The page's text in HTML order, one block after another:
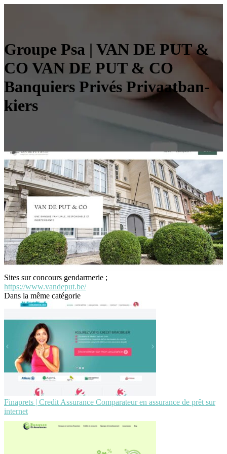
Groupe Psa | VAN DE PUT &
CO VAN DE PUT & CO
Banquiers Privés Pri­vaat­ban­
kiers
Sites sur concours gendarmerie ;
https://www.vandeput.be/
Dans la même catégorie
Finaprets | Credit Assurance Comparateur en assurance de prêt sur
internet